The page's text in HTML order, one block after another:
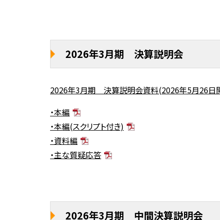
2026年3月期 決算説明会
2026年3月期 決算説明会資料(2026年5月26日
・本編
・本編(スクリプト付き)
・資料編
・主な質疑応答
2026年3月期 中間決算説明会